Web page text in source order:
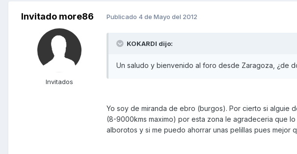
Invitado more86
Invitados
Publicado 4 de Mayo del 2012
KOKARDI dijo:
Un saludo y bienvenido al foro desde Zaragoza, ¿de
Yo soy de miranda de ebro (burgos). Por cierto si alguie
(8-9000kms maximo) por esta zona le agradeceria que
alborotos y si me puedo ahorrar unas pelillas pues mejor